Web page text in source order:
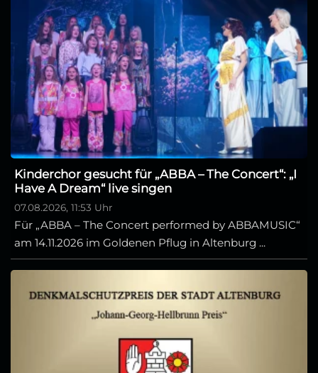
Kinderchor gesucht für „ABBA – The Concert“: „I
Have A Dream“ live singen
07.08.2026, 11:53 Uhr
Für „ABBA – The Concert performed by ABBAMUSIC“
am 14.11.2026 im Goldenen Pflug in Altenburg ...